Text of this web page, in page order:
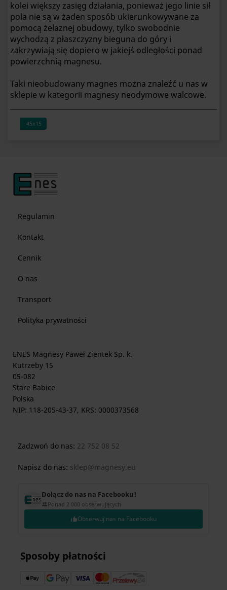
kolei większy zasięg działania, ponieważ jego linie sił
pola nie są w żaden sposób ukierunkowywane za
pomocą żelaznej obudowy, tylko swobodnie
wychodzą z płaszczyzny bieguna do góry i
zakrzywiają się dopiero w jakiejś odległości ponad
powierzchnią magnesu.
Taki nieobudowany magnes można znaleźć u nas w
sklepie w kategorii magnesy neodymowe walcowe.
45x15
Regulamin
Kontakt
Cennik
O nas
Transport
Polityka prywatności
ENES Magnesy Paweł Zientek Sp. k.
Kutrzeby 15
05-082
Stare Babice
Polska
NIP: 118-205-43-37, KRS: 0000373568
Zadzwoń do nas: 22 752 08 52
Napisz do nas: sklep@magnesy.eu
Dołącz do nas na Facebooku!
Ponad 2 000 obserwujących
Obserwuj nas na Facebooku
Sposoby płatności